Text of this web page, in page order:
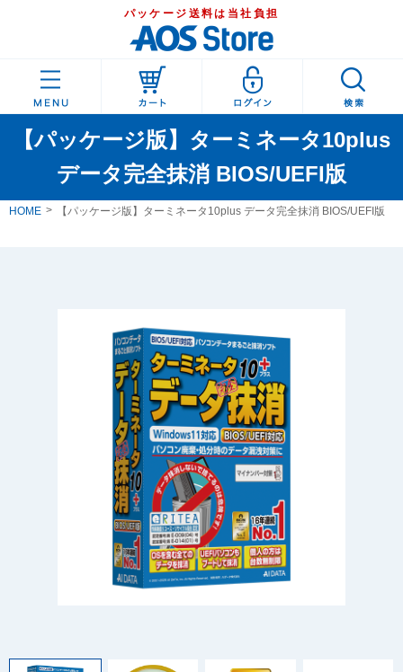
パッケージ送料は当社負担
【パッケージ版】ターミネータ10plus
データ完全抹消 BIOS/UEFI版
HOME 【パッケージ版】ターミネータ10plus データ完全抹消 BIOS/UEFI版